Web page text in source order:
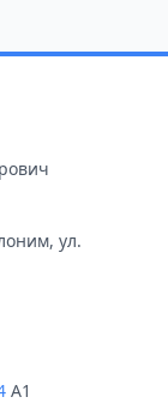
ул.
A1